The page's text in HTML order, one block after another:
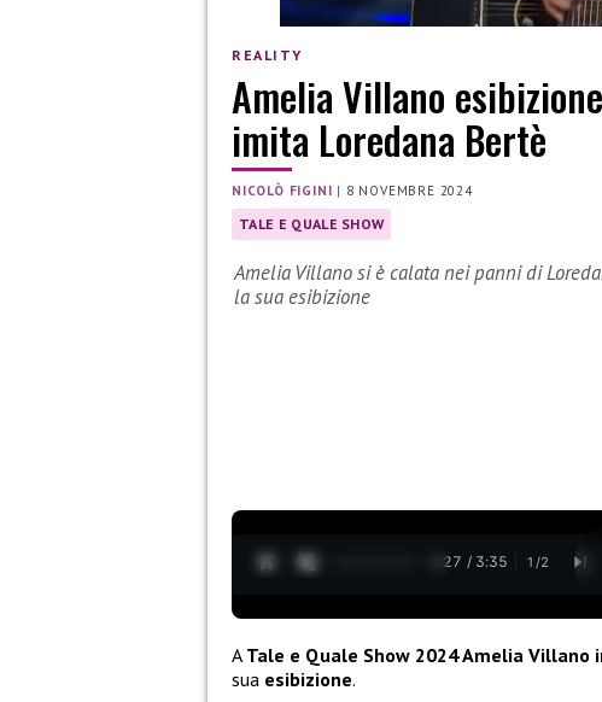
REALITY
Amelia Villano
imita Loredana Bertè
NICOLÒ FIGINI | 8 NOVEMBRE 2024
TALE E QUALE SHOW
Amelia Villano si è calata nei panni di
la sua esibizione
0:28 / 3:35 1 /2
A Tale e Quale Show 2024 Amelia Villano
sua esibizione.